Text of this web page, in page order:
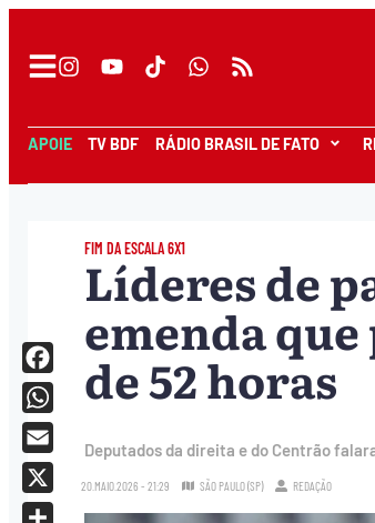
APOIE TV BDF RÁDIO BRASIL DE FATO
FIM DA ESCALA 6X1
Líderes de
emenda
de 52 horas
Deputados da direita e do Centrão
20.MAIO.2026 - 21:29 SÃO PAULO (SP) REDAÇÃO
Facebook
WhatsApp
Email
X